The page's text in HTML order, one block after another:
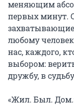
меняющим
первых минут.
любому
нас, каждого,
выбором:
дружбу, в
«Жил. Был.